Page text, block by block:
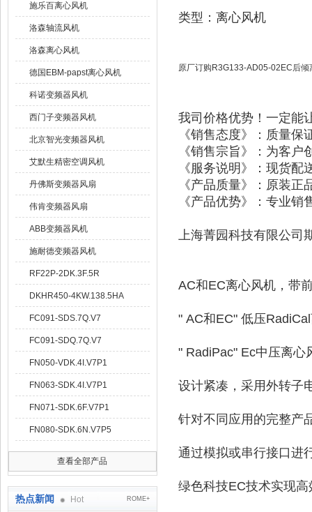
施乐百离心风机
洛森轴流风机
洛森离心风机
德国EBM-papst离心风机
科诺变频器风机
西门子变频器风机
北京智光变频器风机
艾默生精密空调风机
丹佛斯变频器风扇
伟肯变频器风扇
ABB变频器风机
施耐德变频器风机
RF22P-2DK.3F.5R
DKHR450-4KW.138.5HA
FC091-SDS.7Q.V7
FC091-SDQ.7Q.V7
FN050-VDK.4I.V7P1
FN063-SDK.4I.V7P1
FN071-SDK.6F.V7P1
FN080-SDK.6N.V7P5
查看全部产品
热点新闻 Hot ROME+
类型：离心风机
原厂订购R3G133-AD05-02EC后倾
我司价格优势！一定能
《销售态度》：质量
《销售宗旨》：为客
《服务说明》：现货
《产品质量》：原装正
《产品优势》：专业
上海菁园科技有限公司
AC和EC离心风机，带
" AC和EC" 低压
" RadiPac" Ec中压离心
设计紧凑，采用外转子
针对不同应用的完整产
通过模拟或串行接口进
绿色科技EC技术实现高